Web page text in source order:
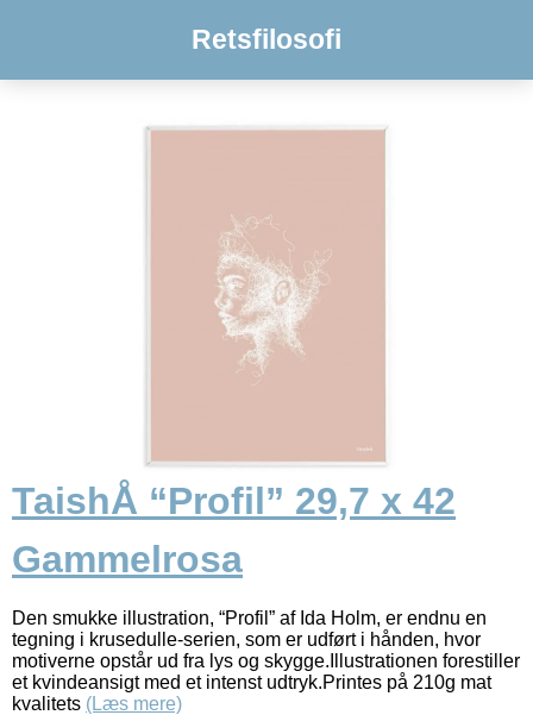
Retsfilosofi
TaishÅ “Profil” 29,7 x 42
Gammelrosa
Den smukke illustration, “Profil” af Ida Holm, er endnu en
tegning i krusedulle-serien, som er udført i hånden, hvor
motiverne opstår ud fra lys og skygge.Illustrationen forestiller
et kvindeansigt med et intenst udtryk.Printes på 210g mat
kvalitets (Læs mere)